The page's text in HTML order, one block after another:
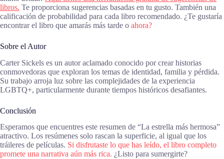
libros. Te proporciona sugerencias basadas en tu gusto. También una
calificación de probabilidad para cada libro recomendado. ¿Te gustaría
encontrar el libro que amarás más tarde o ahora?
Sobre el Autor
Carter Sickels es un autor aclamado conocido por crear historias
conmovedoras que exploran los temas de identidad, familia y pérdida.
Su trabajo arroja luz sobre las complejidades de la experiencia
LGBTQ+, particularmente durante tiempos históricos desafiantes.
Conclusión
Esperamos que encuentres este resumen de “La estrella más hermosa”
atractivo. Los resúmenes solo rascan la superficie, al igual que los
tráileres de películas. Si disfrutaste lo que has leído, el libro completo
promete una narrativa aún más rica. ¿Listo para sumergirte?